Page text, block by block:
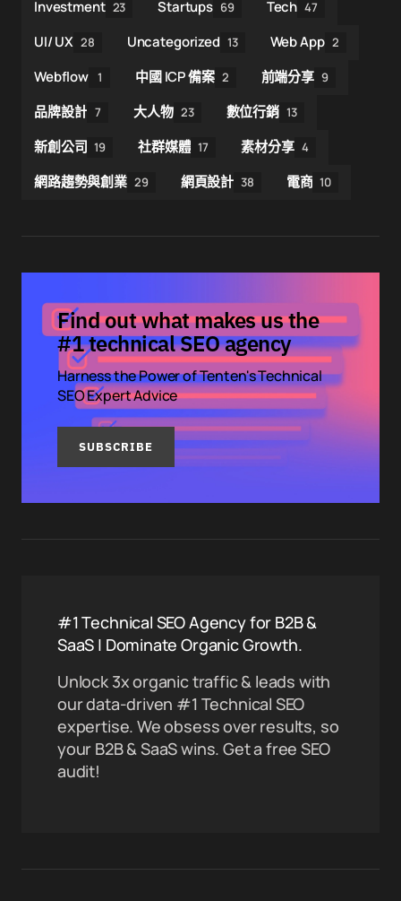
Investment 23 Startups 69 Tech 47
UI/ UX 28 Uncategorized 13 Web App 2
Webflow 1 中國 ICP 備案 2 前端分享 9
品牌設計 7 大人物 23 數位行銷 13
新創公司 19 社群媒體 17 素材分享 4
網路趨勢與創業 29 網頁設計 38 電商 10
Find out what makes us the
#1 technical SEO agency
Harness the Power of Tenten's Technical
SEO Expert Advice
SUBSCRIBE
#1 Technical SEO Agency for B2B &
SaaS | Dominate Organic Growth.
Unlock 3x organic traffic & leads with
our data-driven #1 Technical SEO
expertise. We obsess over results, so
your B2B & SaaS wins. Get a free SEO
audit!